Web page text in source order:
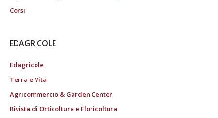
Corsi
EDAGRICOLE
Edagricole
Terra e Vita
Agricommercio & Garden Center
Rivista di Orticoltura e Floricoltura